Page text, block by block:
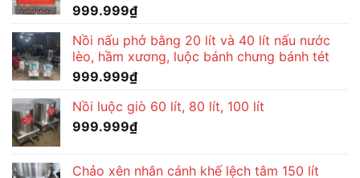
999.999₫
Nồi nấu phở bằng 20 lít và 40 lít nấu nước
lèo, hầm xương, luộc bánh chưng bánh tét
999.999₫
Nồi luộc giò 60 lít, 80 lít, 100 lít
999.999₫
Chảo xên nhân cánh khế lệch tâm 150 lít